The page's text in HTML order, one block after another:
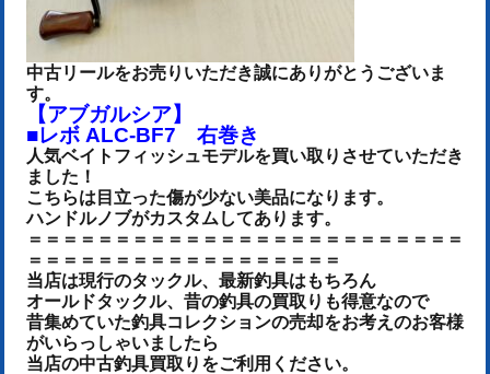
中古リールをお売りいただき誠にありがとうございま
す。
【アブガルシア】
■レボ ALC-BF7 右巻き
人気ベイトフィッシュモデルを買い取りさせていただき
ました！
こちらは目立った傷が少ない美品になります。
ハンドルノブがカスタムしてあります。
＝＝＝＝＝＝＝＝＝＝＝＝＝＝＝＝＝＝＝＝＝＝＝＝＝
＝＝＝＝＝＝＝＝＝＝＝＝＝＝＝＝＝＝
当店は現行のタックル、最新釣具はもちろん
オールドタックル、昔の釣具の買取りも得意なので
昔集めていた釣具コレクションの売却をお考えのお客様
がいらっしゃいましたら
当店の中古釣具買取りをご利用ください。